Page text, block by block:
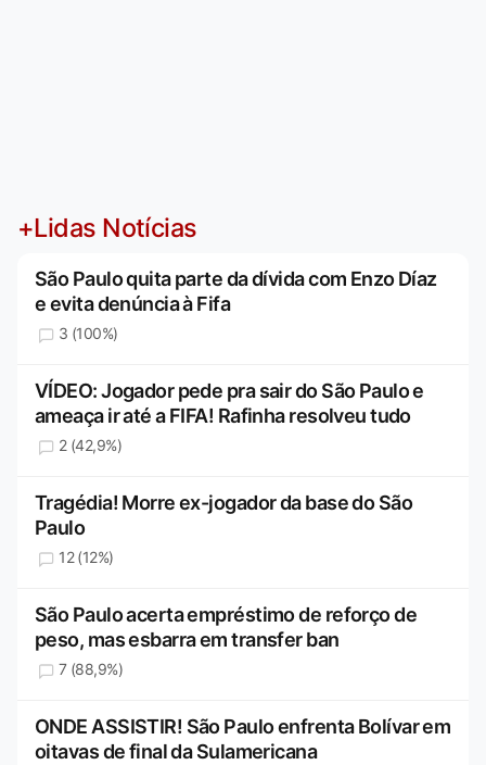
+Lidas Notícias
São Paulo quita parte da dívida com Enzo Díaz
e evita denúncia à Fifa
3 (100%)
VÍDEO: Jogador pede pra sair do São Paulo e
ameaça ir até a FIFA! Rafinha resolveu tudo
2 (42,9%)
Tragédia! Morre ex-jogador da base do São
Paulo
12 (12%)
São Paulo acerta empréstimo de reforço de
peso, mas esbarra em transfer ban
7 (88,9%)
ONDE ASSISTIR! São Paulo enfrenta Bolívar em
oitavas de final da Sulamericana